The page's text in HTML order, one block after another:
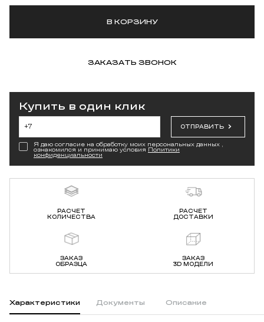
В КОРЗИНУ
ЗАКАЗАТЬ ЗВОНОК
Купить в один клик
ОТПРАВИТЬ
Я даю согласие на обработку моих персональных данных ,
ознакомился и принимаю условия Политики
конфиденциальности
РАСЧЕТ
КОЛИЧЕСТВА
РАСЧЕТ
ДОСТАВКИ
ЗАКАЗ
ОБРАЗЦА
ЗАКАЗ
3D МОДЕЛИ
Характеристики Документы Описание